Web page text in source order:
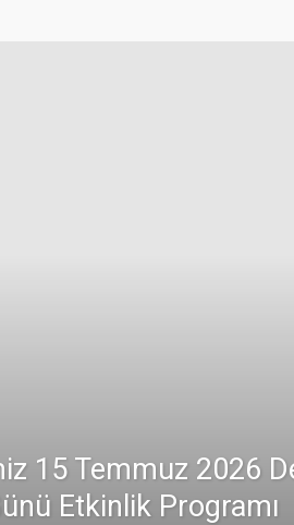
15 Temmuz 2026
Etkinlik Programı